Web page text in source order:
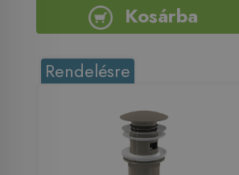
Kosárba
Rendelésre